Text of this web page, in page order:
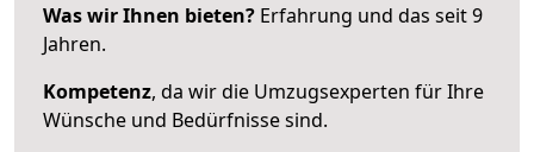
Was wir Ihnen bieten? Erfahrung und das seit 9
Jahren.
Kompetenz, da wir die Umzugsexperten für Ihre
Wünsche und Bedürfnisse sind.